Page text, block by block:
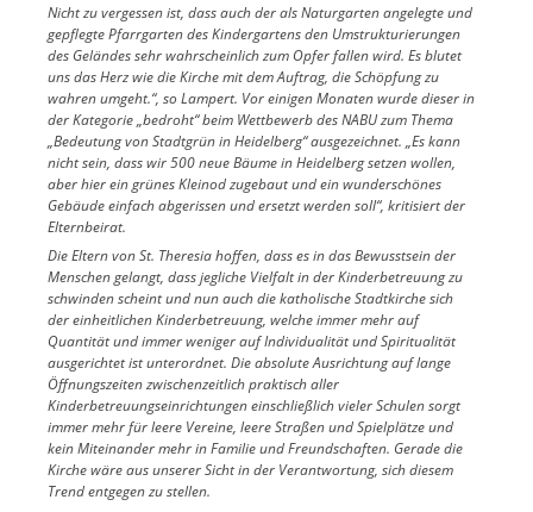
Nicht zu vergessen ist, dass auch der als Naturgarten angelegte und
gepflegte Pfarrgarten des Kindergartens den Umstrukturierungen
des Geländes sehr wahrscheinlich zum Opfer fallen wird. Es blutet
uns das Herz wie die Kirche mit dem Auftrag, die Schöpfung zu
wahren umgeht.“, so Lampert. Vor einigen Monaten wurde dieser in
der Kategorie „bedroht“ beim Wettbewerb des NABU zum Thema
„Bedeutung von Stadtgrün in Heidelberg“ ausgezeichnet. „Es kann
nicht sein, dass wir 500 neue Bäume in Heidelberg setzen wollen,
aber hier ein grünes Kleinod zugebaut und ein wunderschönes
Gebäude einfach abgerissen und ersetzt werden soll“, kritisiert der
Elternbeirat.
Die Eltern von St. Theresia hoffen, dass es in das Bewusstsein der
Menschen gelangt, dass jegliche Vielfalt in der Kinderbetreuung zu
schwinden scheint und nun auch die katholische Stadtkirche sich
der einheitlichen Kinderbetreuung, welche immer mehr auf
Quantität und immer weniger auf Individualität und Spiritualität
ausgerichtet ist unterordnet. Die absolute Ausrichtung auf lange
Öffnungszeiten zwischenzeitlich praktisch aller
Kinderbetreuungseinrichtungen einschließlich vieler Schulen sorgt
immer mehr für leere Vereine, leere Straßen und Spielplätze und
kein Miteinander mehr in Familie und Freundschaften. Gerade die
Kirche wäre aus unserer Sicht in der Verantwortung, sich diesem
Trend entgegen zu stellen.